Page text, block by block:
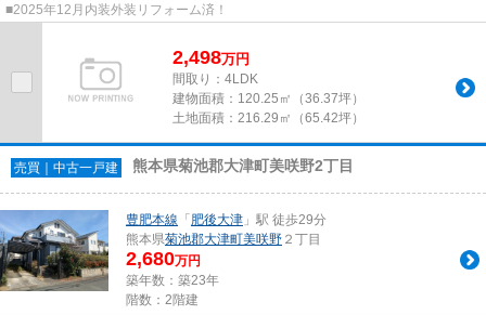
■2025年12月内装外装リフォーム済！
2,498万円
間取り：4LDK
建物面積： 120.25㎡（36.37坪）
土地面積： 216.29㎡（65.42坪）
売買｜中古一戸建 熊本県菊池郡大津町美咲野2丁目
豊肥本線 「 肥後大津 」駅 徒歩29分
熊本県菊池郡大津町美咲野 ２丁目
2,680万円
築年数：築23年
階数：2階建